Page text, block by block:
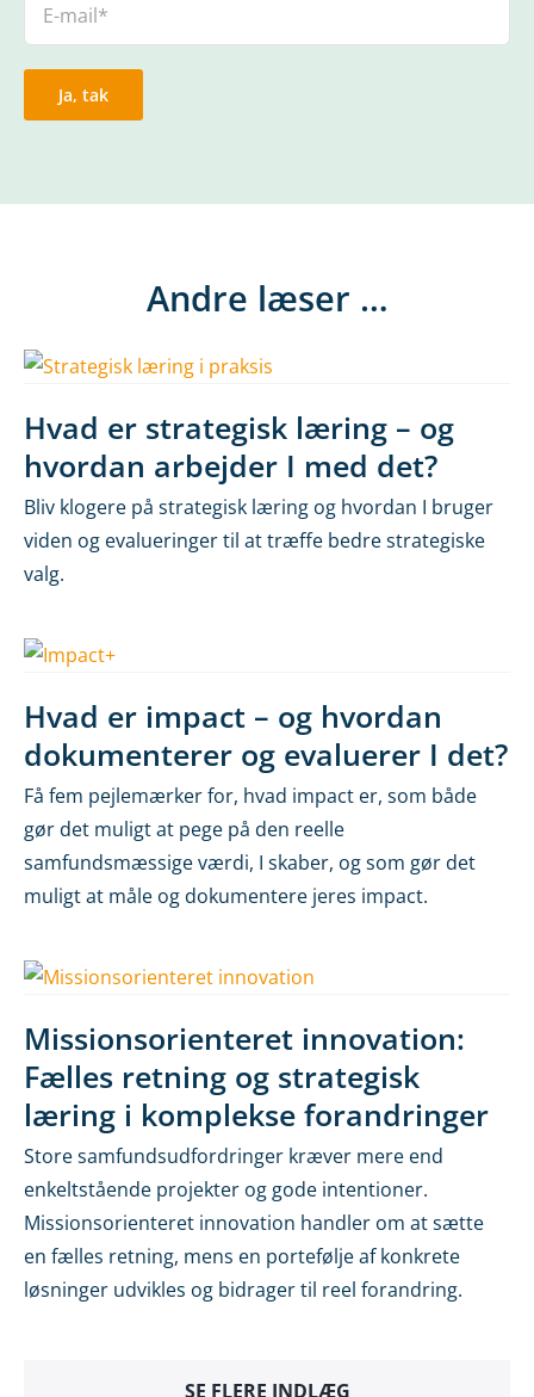
Andre læser …
Hvad er strategisk læring – og
hvordan arbejder I med det?
Bliv klogere på strategisk læring og hvordan I bruger
viden og evalueringer til at træffe bedre strategiske
valg.
Hvad er impact – og hvordan
dokumenterer og evaluerer I det?
Få fem pejlemærker for, hvad impact er, som både
gør det muligt at pege på den reelle
samfundsmæssige værdi, I skaber, og som gør det
muligt at måle og dokumentere jeres impact.
Missionsorienteret innovation:
Fælles retning og strategisk
læring i komplekse forandringer
Store samfundsudfordringer kræver mere end
enkeltstående projekter og gode intentioner.
Missionsorienteret innovation handler om at sætte
en fælles retning, mens en portefølje af konkrete
løsninger udvikles og bidrager til reel forandring.
SE FLERE INDLÆG